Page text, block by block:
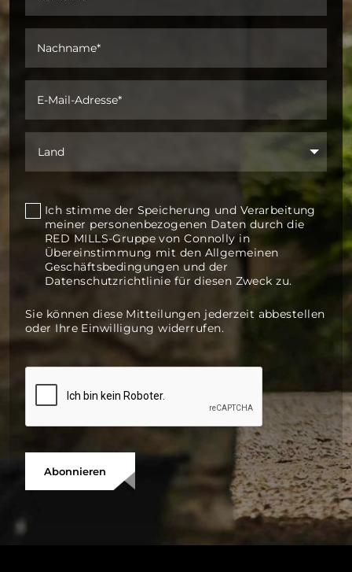
Alberskircher Str. 10 Ravensburg Deutschland
Wegbeschreibung abrufen
Alberskircher Str. 10 Ravensburg Deutschland
Wegbeschreibung abrufen
BeckerComPlan GmbH
Hemer, Deutschland
+49 2372 50970
Schottlandstraße 1 Hemer Deutschland
Wegbeschreibung abrufen
Ich stimme der Speicherung und Verarbeitung
meiner personenbezogenen Daten durch die
RED MILLS-Gruppe von Connolly in
Übereinstimmung mit den Allgemeinen
Geschäftsbedingungen und der
Datenschutzrichtlinie für diesen Zweck zu.
Sie können diese Mitteilungen jederzeit abbestellen
oder Ihre Einwilligung widerrufen.